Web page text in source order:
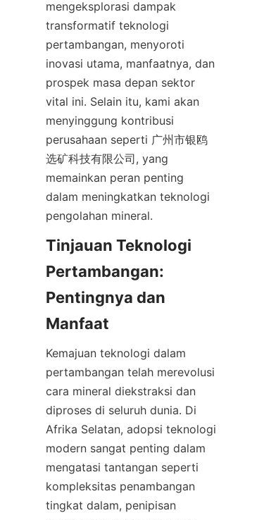
mengeksplorasi dampak
transformatif teknologi
pertambangan, menyoroti
inovasi utama, manfaatnya, dan
prospek masa depan sektor
vital ini. Selain itu, kami akan
menyinggung kontribusi
perusahaan seperti 广州市银鸥
选矿科技有限公司, yang
memainkan peran penting
dalam meningkatkan teknologi
pengolahan mineral.
Tinjauan Teknologi
Pertambangan:
Pentingnya dan
Kemajuan teknologi dalam
pertambangan telah merevolusi
cara mineral diekstraksi dan
diproses di seluruh dunia. Di
Afrika Selatan, adopsi teknologi
modern sangat penting dalam
mengatasi tantangan seperti
kompleksitas penambangan
tingkat dalam, penipisan